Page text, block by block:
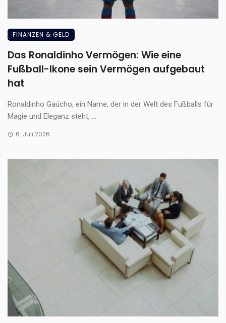
FINANZEN & GELD
Das Ronaldinho Vermögen: Wie eine
Fußball-Ikone sein Vermögen aufgebaut
hat
Ronaldinho Gaúcho, ein Name, der in der Welt des Fußballs für
Magie und Eleganz steht, ...
6. Juli 2026